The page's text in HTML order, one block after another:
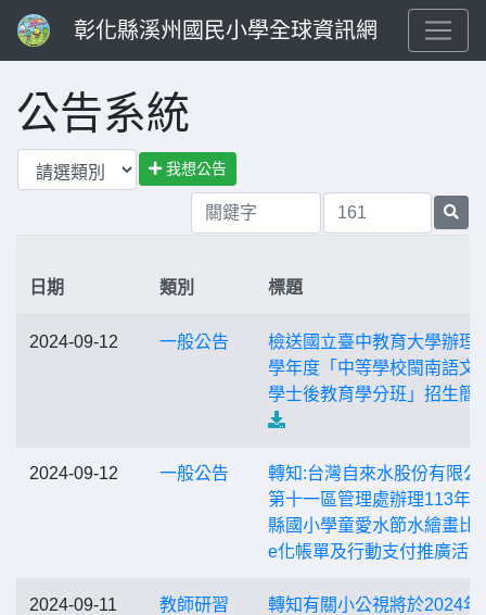
彰化縣溪州國民小學全球資訊網
公告系統
我想公告
日期 類別 標題
2024-09-12 一般公告
檢送國立臺中教育大學辦理
學年度「中等學校閩南語文
學士後教育學分班」招生簡
2024-09-12 一般公告
轉知:台灣自來水股份有限公
第十一區管理處辦理113年
縣國小學童愛水節水繪畫比
e化帳單及行動支付推廣活動
2024-09-11 教師研習
轉知有關小公視將於2024年